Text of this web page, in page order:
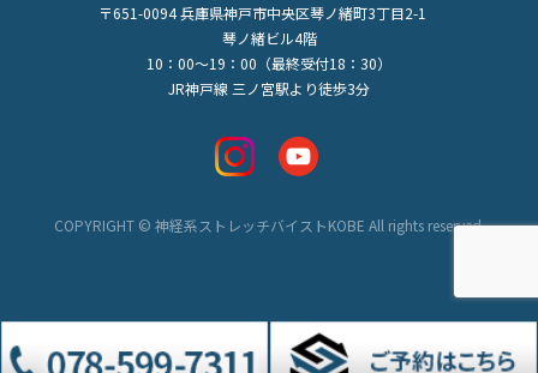
〒651-0094 兵庫県神戸市中央区琴ノ緒町3丁目2-1
琴ノ緒ビル4階
10：00～19：00（最終受付18：30）
JR神戸線 三ノ宮駅より徒歩3分
COPYRIGHT © 神経系ストレッチバイストKOBE All rights reserved.